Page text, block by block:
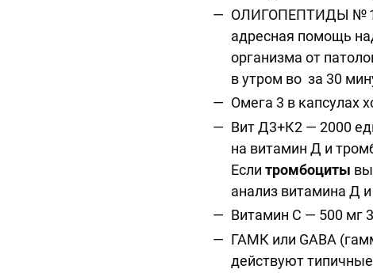
ОЛИГОПЕПТИДЫ № 19
адресная помощь
организма от
в утром во за 30
Омега 3 в капсулах
Вит Д3+К2 — 2000
на витамин Д и
Если тромбоциты
анализ витамина Д
Витамин С — 500 мг
ГАМК или GABA
действуют